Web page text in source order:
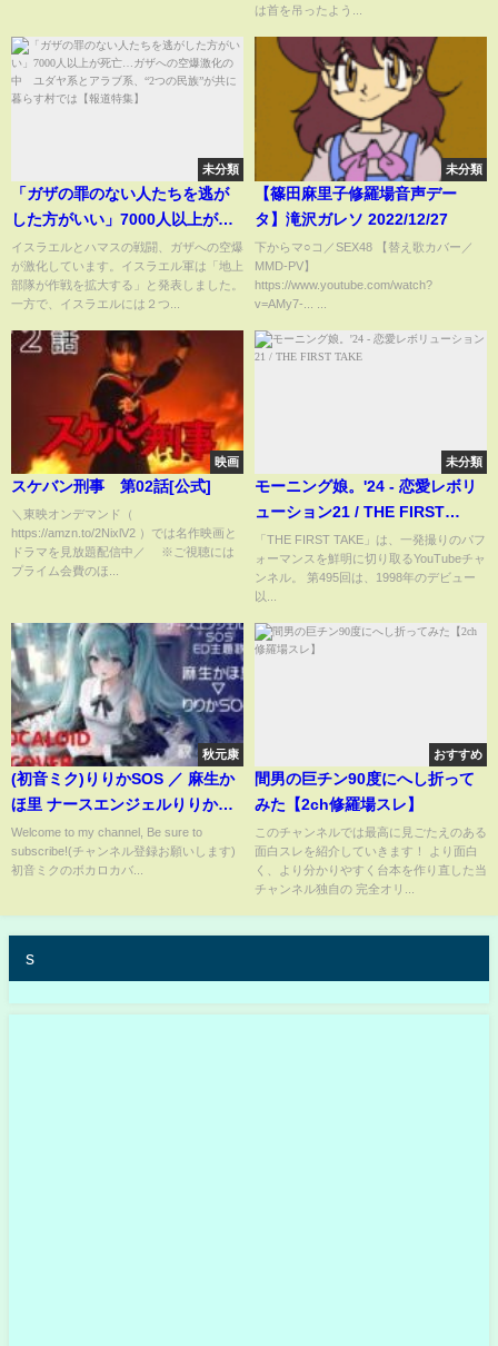
は首を吊ったよう...
未分類
「ガザの罪のない人たちを逃が
した方がいい」7000人以上が死
亡…ガザへの空爆激化の中 ユ
ダヤ系とアラブ系、“2つの民
族”が共に暮らす村では【報道特
イスラエルとハマスの戦闘、ガザへの空爆
が激化しています。イスラエル軍は「地上
部隊が作戦を拡大する」と発表しました。
一方で、イスラエルには２つ...
未分類
【篠田麻里子修羅場音声デー
タ】滝沢ガレソ 2022/12/27
下からマ○コ／SEX48 【替え歌カバー／
MMD-PV】
https://www.youtube.com/watch?
v=AMy7-... ...
映画
スケバン刑事 第02話[公式]
＼東映オンデマンド（
https://amzn.to/2NixlV2 ）では名作映画と
ドラマを見放題配信中／ ※ご視聴には
プライム会費のほ...
未分類
モーニング娘。'24 - 恋愛レボリ
ューション21 / THE FIRST
TAKE
「THE FIRST TAKE」は、一発撮りのパフ
ォーマンスを鮮明に切り取るYouTubeチャ
ンネル。 第495回は、1998年のデビュー
以...
秋元康
(初音ミク)りりかSOS ／ 麻生か
ほ里 ナースエンジェルりりか
SOS ED 1995 Ririka
SOS(VOCALOID cover)
Welcome to my channel, Be sure to
subscribe!(チャンネル登録お願いします)
初音ミクのボカロカバ...
おすすめ
間男の巨チン90度にへし折って
みた【2ch修羅場スレ】
このチャンネルでは最高に見ごたえのある
面白スレを紹介していきます！ より面白
く、より分かりやすく台本を作り直した当
チャンネル独自の 完全オリ...
s